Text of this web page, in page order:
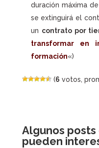
duración máxima
se extinguirá el
un contrato por
transformar en
formación«)
(6 votos,
Algunos
pueden